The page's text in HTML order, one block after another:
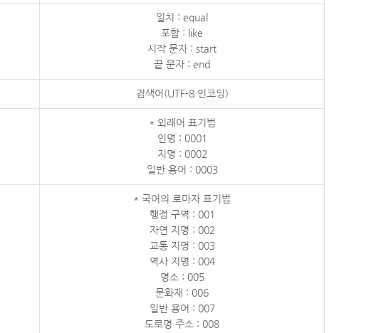
일치 : equal
포함 : like
시작 문자 : start
끝 문자 : end
검색어(UTF-8 인코딩)
* 외래어 표기법
인명 : 0001
지명 : 0002
일반 용어 : 0003
* 국어의 로마자 표기법
행정 구역 : 001
자연 지명 : 002
교통 지명 : 003
역사 지명 : 004
명소 : 005
문화재 : 006
일반 용어 : 007
도로명 주소 : 008